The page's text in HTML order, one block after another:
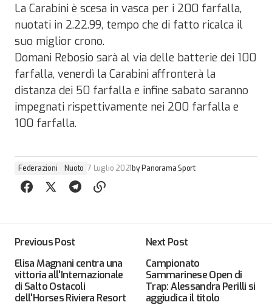
La Carabini è scesa in vasca per i 200 farfalla,
nuotati in 2.22.99, tempo che di fatto ricalca il
suo miglior crono.
Domani Rebosio sarà al via delle batterie dei 100
farfalla, venerdì la Carabini affronterà la
distanza dei 50 farfalla e infine sabato saranno
impegnati rispettivamente nei 200 farfalla e
100 farfalla.
Federazioni Nuoto 7 Luglio 2021 by Panorama Sport
Previous Post
Elisa Magnani centra una
vittoria all'Internazionale
di Salto Ostacoli
dell'Horses Riviera Resort
Next Post
Campionato
Sammarinese Open di
Trap: Alessandra Perilli si
aggiudica il titolo